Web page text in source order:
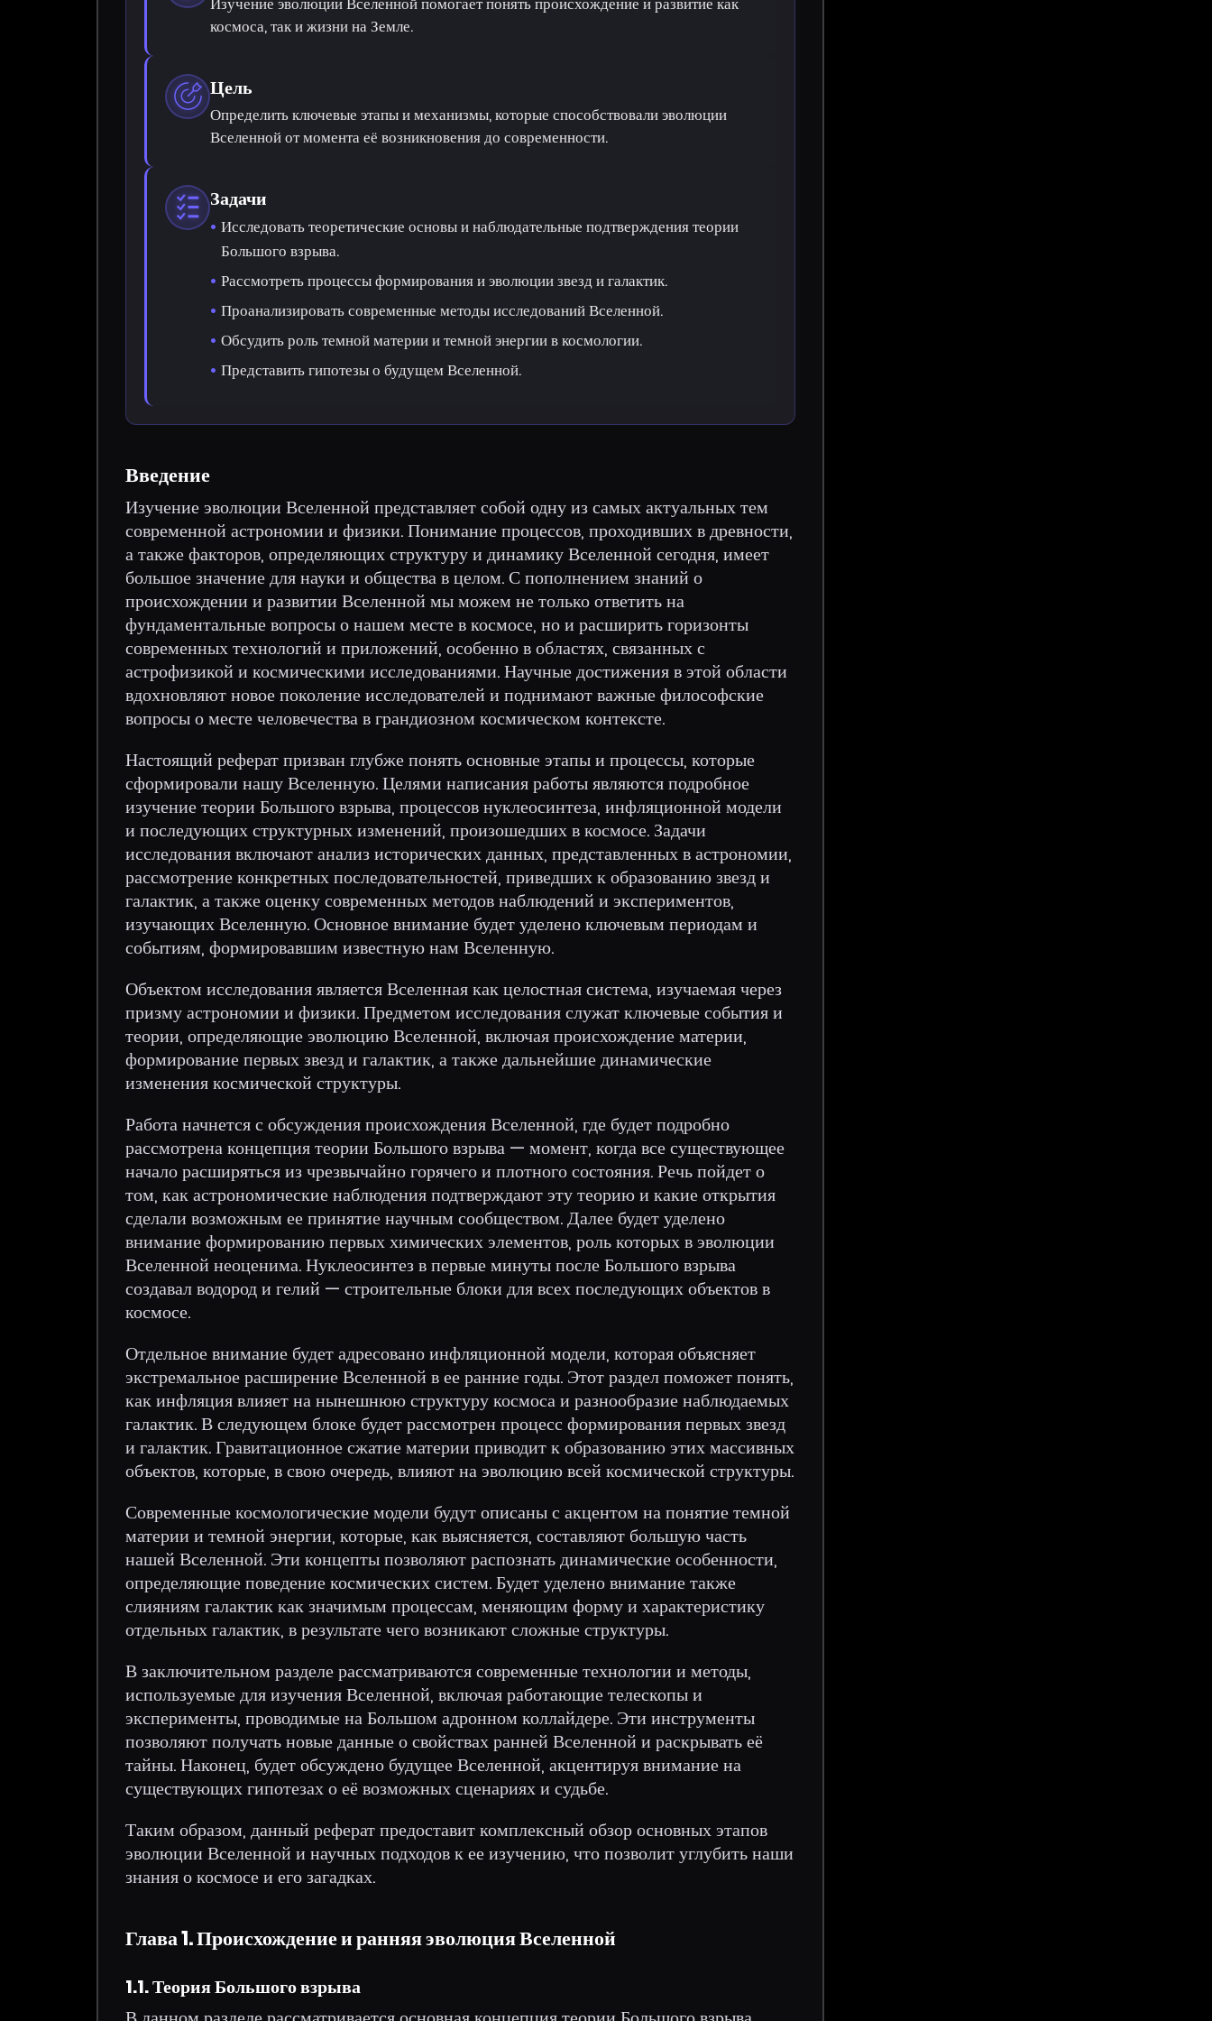
космоса, так и жизни на Земле.
Цель
Определить ключевые этапы и механизмы, которые способствовали эволюции
Вселенной от момента её возникновения до современности.
Задачи
Исследовать теоретические основы и наблюдательные подтверждения теории
Большого взрыва.
Рассмотреть процессы формирования и эволюции звезд и галактик.
Проанализировать современные методы исследований Вселенной.
Обсудить роль темной материи и темной энергии в космологии.
Представить гипотезы о будущем Вселенной.
Введение
Изучение эволюции Вселенной представляет собой одну из самых актуальных тем
современной астрономии и физики. Понимание процессов, проходивших в древности,
а также факторов, определяющих структуру и динамику Вселенной сегодня, имеет
большое значение для науки и общества в целом. С пополнением знаний о
происхождении и развитии Вселенной мы можем не только ответить на
фундаментальные вопросы о нашем месте в космосе, но и расширить горизонты
современных технологий и приложений, особенно в областях, связанных с
астрофизикой и космическими исследованиями. Научные достижения в этой области
вдохновляют новое поколение исследователей и поднимают важные философские
вопросы о месте человечества в грандиозном космическом контексте.
Настоящий реферат призван глубже понять основные этапы и процессы, которые
сформировали нашу Вселенную. Целями написания работы являются подробное
изучение теории Большого взрыва, процессов нуклеосинтеза, инфляционной модели
и последующих структурных изменений, произошедших в космосе. Задачи
исследования включают анализ исторических данных, представленных в астрономии,
рассмотрение конкретных последовательностей, приведших к образованию звезд и
галактик, а также оценку современных методов наблюдений и экспериментов,
изучающих Вселенную. Основное внимание будет уделено ключевым периодам и
событиям, формировавшим известную нам Вселенную.
Объектом исследования является Вселенная как целостная система, изучаемая через
призму астрономии и физики. Предметом исследования служат ключевые события и
теории, определяющие эволюцию Вселенной, включая происхождение материи,
формирование первых звезд и галактик, а также дальнейшие динамические
изменения космической структуры.
Работа начнется с обсуждения происхождения Вселенной, где будет подробно
рассмотрена концепция теории Большого взрыва — момент, когда все существующее
начало расширяться из чрезвычайно горячего и плотного состояния. Речь пойдет о
том, как астрономические наблюдения подтверждают эту теорию и какие открытия
сделали возможным ее принятие научным сообществом. Далее будет уделено
внимание формированию первых химических элементов, роль которых в эволюции
Вселенной неоценима. Нуклеосинтез в первые минуты после Большого взрыва
создавал водород и гелий — строительные блоки для всех последующих объектов в
космосе.
Отдельное внимание будет адресовано инфляционной модели, которая объясняет
экстремальное расширение Вселенной в ее ранние годы. Этот раздел поможет понять,
как инфляция влияет на нынешнюю структуру космоса и разнообразие наблюдаемых
галактик. В следующем блоке будет рассмотрен процесс формирования первых звезд
и галактик. Гравитационное сжатие материи приводит к образованию этих массивных
объектов, которые, в свою очередь, влияют на эволюцию всей космической структуры.
Современные космологические модели будут описаны с акцентом на понятие темной
материи и темной энергии, которые, как выясняется, составляют большую часть
нашей Вселенной. Эти концепты позволяют распознать динамические особенности,
определяющие поведение космических систем. Будет уделено внимание также
слияниям галактик как значимым процессам, меняющим форму и характеристику
отдельных галактик, в результате чего возникают сложные структуры.
В заключительном разделе рассматриваются современные технологии и методы,
используемые для изучения Вселенной, включая работающие телескопы и
эксперименты, проводимые на Большом адронном коллайдере. Эти инструменты
позволяют получать новые данные о свойствах ранней Вселенной и раскрывать её
тайны. Наконец, будет обсуждено будущее Вселенной, акцентируя внимание на
существующих гипотезах о её возможных сценариях и судьбе.
Таким образом, данный реферат предоставит комплексный обзор основных этапов
эволюции Вселенной и научных подходов к ее изучению, что позволит углубить наши
знания о космосе и его загадках.
Глава 1. Происхождение и ранняя эволюция Вселенной
1.1. Теория Большого взрыва